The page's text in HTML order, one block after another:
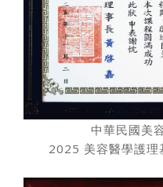
中華民國美
2025 美容醫學護理